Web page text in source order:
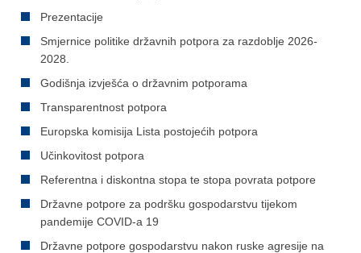
Prezentacije
Smjernice politike državnih potpora za razdoblje 2026-
2028.
Godišnja izvješća o državnim potporama
Transparentnost potpora
Europska komisija Lista postojećih potpora
Učinkovitost potpora
Referentna i diskontna stopa te stopa povrata potpore
Državne potpore za podršku gospodarstvu tijekom
pandemije COVID-a 19
Državne potpore gospodarstvu nakon ruske agresije na